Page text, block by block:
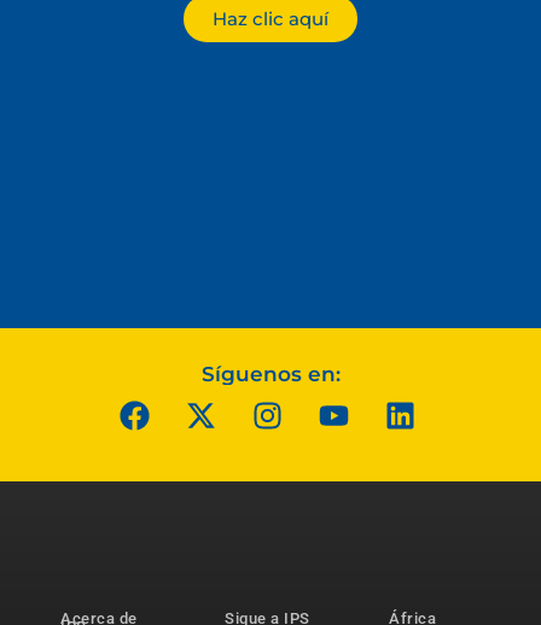
Haz clic aquí
Síguenos en:
Acerca de Sigue a IPS África